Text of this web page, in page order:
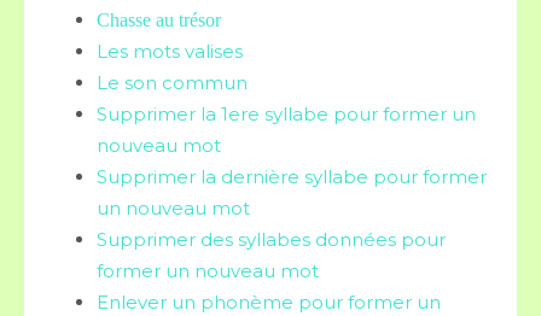
Chasse au trésor
Les mots valises
Le son commun
Supprimer la 1ere syllabe pour former un
nouveau mot
Supprimer la dernière syllabe pour former
un nouveau mot
Supprimer des syllabes données pour
former un nouveau mot
Enlever un phonème pour former un